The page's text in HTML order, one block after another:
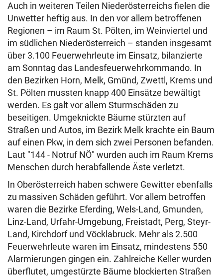
Auch in weiteren Teilen Niederösterreichs fielen die
Unwetter heftig aus. In den vor allem betroffenen
Regionen – im Raum St. Pölten, im Weinviertel und
im südlichen Niederösterreich – standen insgesamt
über 3.100 Feuerwehrleute im Einsatz, bilanzierte
am Sonntag das Landesfeuerwehrkommando. In
den Bezirken Horn, Melk, Gmünd, Zwettl, Krems und
St. Pölten mussten knapp 400 Einsätze bewältigt
werden. Es galt vor allem Sturmschäden zu
beseitigen. Umgeknickte Bäume stürzten auf
Straßen und Autos, im Bezirk Melk krachte ein Baum
auf einen Pkw, in dem sich zwei Personen befanden.
Laut "144 - Notruf NÖ" wurden auch im Raum Krems
Menschen durch herabfallende Äste verletzt.
In Oberösterreich haben schwere Gewitter ebenfalls
zu massiven Schäden geführt. Vor allem betroffen
waren die Bezirke Eferding, Wels-Land, Gmunden,
Linz-Land, Urfahr-Umgebung, Freistadt, Perg, Steyr-
Land, Kirchdorf und Vöcklabruck. Mehr als 2.500
Feuerwehrleute waren im Einsatz, mindestens 550
Alarmierungen gingen ein. Zahlreiche Keller wurden
überflutet, umgestürzte Bäume blockierten Straßen